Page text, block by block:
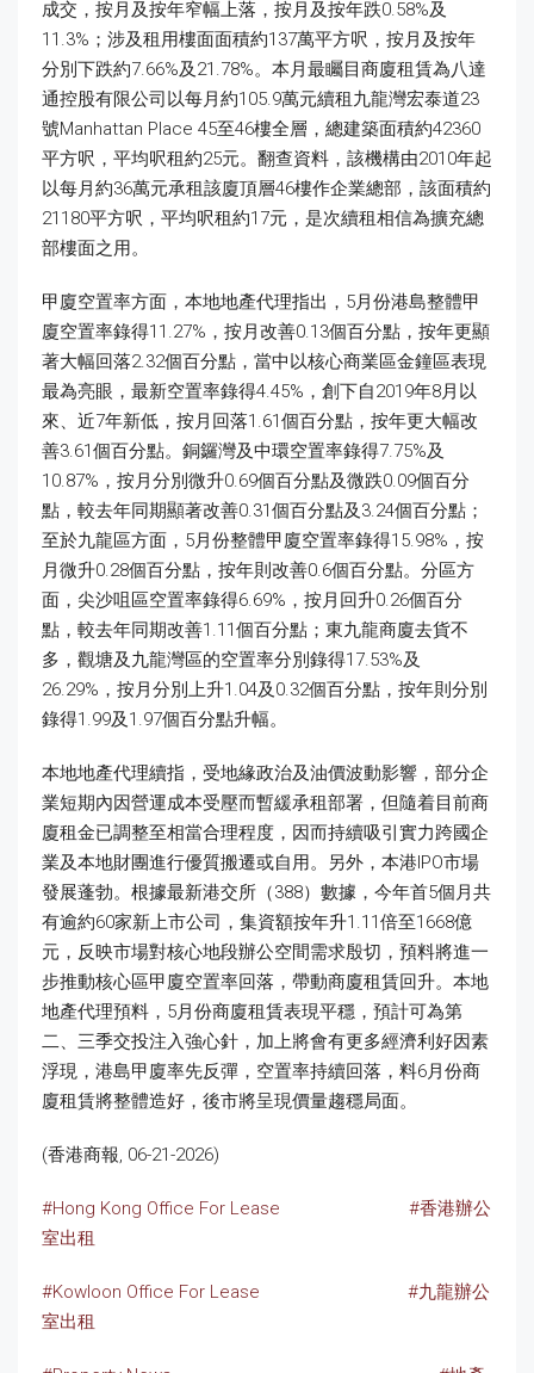
成交，按月及按年窄幅上落，按月及按年跌0.58%及
11.3%；涉及租用樓面面積約137萬平方呎，按月及按年
分別下跌約7.66%及21.78%。本月最矚目商廈租賃為八達
通控股有限公司以每月約105.9萬元續租九龍灣宏泰道23
號Manhattan Place 45至46樓全層，總建築面積約42360
平方呎，平均呎租約25元。翻查資料，該機構由2010年起
以每月約36萬元承租該廈頂層46樓作企業總部，該面積約
21180平方呎，平均呎租約17元，是次續租相信為擴充總
部樓面之用。
甲廈空置率方面，本地地產代理指出，5月份港島整體甲
廈空置率錄得11.27%，按月改善0.13個百分點，按年更顯
著大幅回落2.32個百分點，當中以核心商業區金鐘區表現
最為亮眼，最新空置率錄得4.45%，創下自2019年8月以
來、近7年新低，按月回落1.61個百分點，按年更大幅改
善3.61個百分點。銅鑼灣及中環空置率錄得7.75%及
10.87%，按月分別微升0.69個百分點及微跌0.09個百分
點，較去年同期顯著改善0.31個百分點及3.24個百分點；
至於九龍區方面，5月份整體甲廈空置率錄得15.98%，按
月微升0.28個百分點，按年則改善0.6個百分點。分區方
面，尖沙咀區空置率錄得6.69%，按月回升0.26個百分
點，較去年同期改善1.11個百分點；東九龍商廈去貨不
多，觀塘及九龍灣區的空置率分別錄得17.53%及
26.29%，按月分別上升1.04及0.32個百分點，按年則分別
錄得1.99及1.97個百分點升幅。
本地地產代理續指，受地緣政治及油價波動影響，部分企
業短期內因營運成本受壓而暫緩承租部署，但隨着目前商
廈租金已調整至相當合理程度，因而持續吸引實力跨國企
業及本地財團進行優質搬遷或自用。另外，本港IPO市場
發展蓬勃。根據最新港交所（388）數據，今年首5個月共
有逾約60家新上市公司，集資額按年升1.11倍至1668億
元，反映市場對核心地段辦公空間需求殷切，預料將進一
步推動核心區甲廈空置率回落，帶動商廈租賃回升。本地
地產代理預料，5月份商廈租賃表現平穩，預計可為第
二、三季交投注入強心針，加上將會有更多經濟利好因素
浮現，港島甲廈率先反彈，空置率持續回落，料6月份商
廈租賃將整體造好，後市將呈現價量趨穩局面。
(香港商報, 06-21-2026)
#Hong Kong Office For Lease
#香港辦公
室出租
#Kowloon Office For Lease
#九龍辦公
室出租